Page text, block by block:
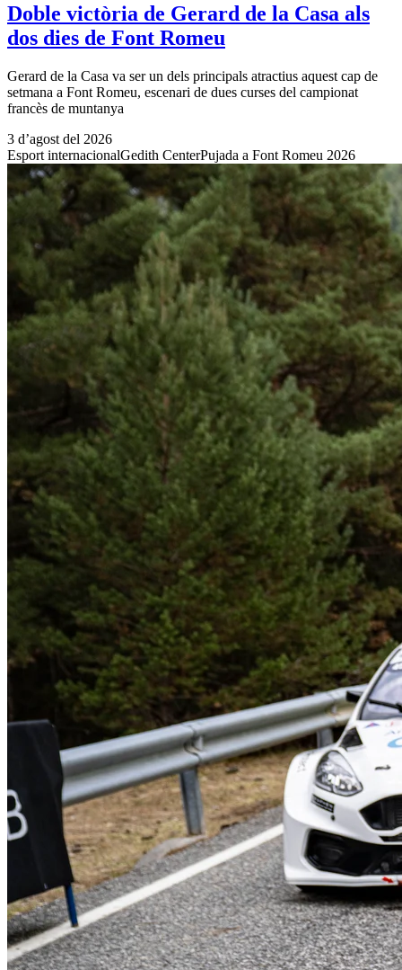
Doble victòria de Gerard de la Casa als
dos dies de Font Romeu
Gerard de la Casa va ser un dels principals atractius aquest cap de
setmana a Font Romeu, escenari de dues curses del campionat
francès de muntanya
3 d’agost del 2026
Esport internacionalGedith CenterPujada a Font Romeu 2026